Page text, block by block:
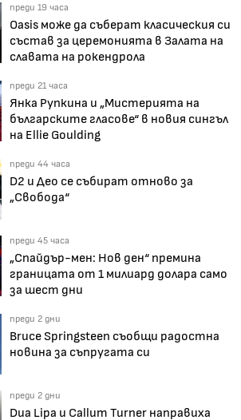
преди 19 часа
Oasis може да съберат класическия си
състав за церемонията в Залата на
славата на рокендрола
преди 21 часа
Янка Рупкина и „Мистерията на
българските гласове“ в новия сингъл
на Ellie Goulding
преди 44 часа
D2 и Део се събират отново за
„Свобода“
преди 45 часа
„Спайдър-мен: Нов ден“ премина
границата от 1 милиард долара само
за шест дни
преди 2 дни
Bruce Springsteen съобщи радостна
новина за съпругата си
преди 2 дни
Dua Lipa и Callum Turner направиха